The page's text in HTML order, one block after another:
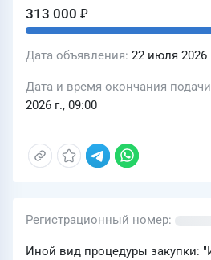
313 000 ₽
Дата объявления 22 июля 2026
Дата и время окончания
2026 г., 09:00
Регистрационный номер
Иной вид процедуры закупки: